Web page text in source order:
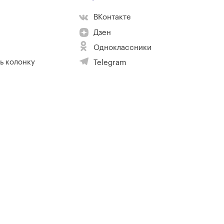
колонку
ВКонтакте
Дзен
Одноклассники
Telegram